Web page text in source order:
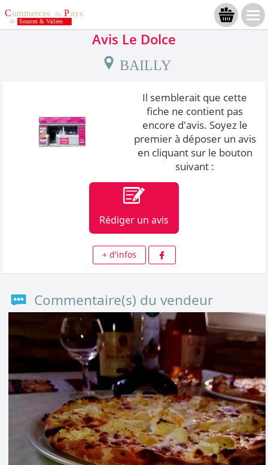
Avis Le Dolce
BAILLY
Il semblerait que cette
fiche ne contient pas
encore d'avis. Soyez le
premier à déposer un avis
en cliquant sur le bouton
suivant :
Rédiger un avis
+ d'infos
Commentaire(s) du vendeur